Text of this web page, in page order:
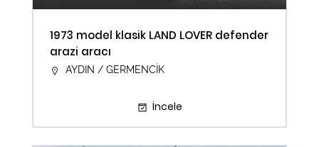
1973 model klasik LAND LOVER defender
arazi aracı
AYDIN / GERMENCİK
İncele